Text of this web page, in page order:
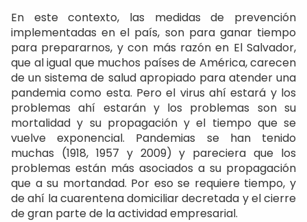
En este contexto, las medidas de prevención
implementadas en el país, son para ganar tiempo
para prepararnos, y con más razón en El Salvador,
que al igual que muchos países de América, carecen
de un sistema de salud apropiado para atender una
pandemia como esta. Pero el virus ahí estará y los
problemas ahí estarán y los problemas son su
mortalidad y su propagación y el tiempo que se
vuelve exponencial. Pandemias se han tenido
muchas (1918, 1957 y 2009) y pareciera que los
problemas están más asociados a su propagación
que a su mortandad. Por eso se requiere tiempo, y
de ahí la cuarentena domiciliar decretada y el cierre
de gran parte de la actividad empresarial.